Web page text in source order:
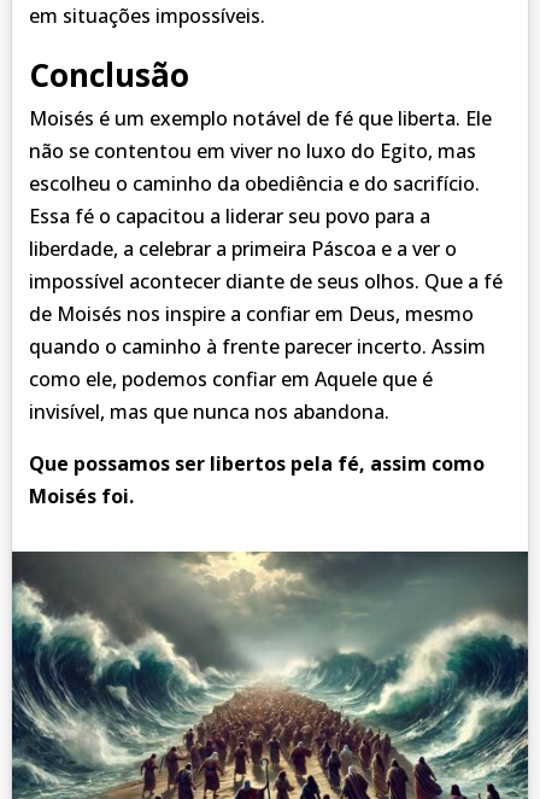
em situações impossíveis.
Conclusão
Moisés é um exemplo notável de fé que liberta. Ele
não se contentou em viver no luxo do Egito, mas
escolheu o caminho da obediência e do sacrifício.
Essa fé o capacitou a liderar seu povo para a
liberdade, a celebrar a primeira Páscoa e a ver o
impossível acontecer diante de seus olhos. Que a fé
de Moisés nos inspire a confiar em Deus, mesmo
quando o caminho à frente parecer incerto. Assim
como ele, podemos confiar em Aquele que é
invisível, mas que nunca nos abandona.
Que possamos ser libertos pela fé, assim como
Moisés foi.